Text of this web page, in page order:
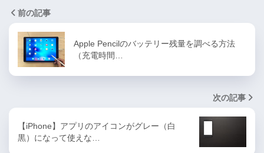
前の記事
Apple Pencilのバッテリー残量を調べる方法
（充電時間…
次の記事
【iPhone】アプリのアイコンがグレー（白
黒）になって使えな…